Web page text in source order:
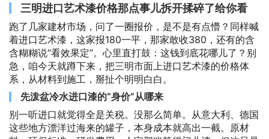
三明进口艺术漆价格那点事儿拆开揉碎了给你看
跑了几家建材市场，问了一圈报价，是不是有点懵？同样喊
着进口艺术漆，这家报180一平，那家敢收380，还有的含
含糊糊说“看效果定”。心里直打鼓：这钱到底花哪儿了？别
急，咱今天就蹲下来，把三明市面上进口艺术漆的价格体
系，从材料到施工，掰扯个明明白白。
先泼盆冷水进口漆的“身价”从哪来
别一听进口就觉得全是关税。没那么简单。从意大利、德国
这些地方漂洋过海来的罐子，本身成本就高出一截。原材